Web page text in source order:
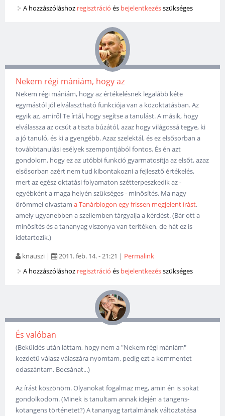
A hozzászóláshoz regisztráció és bejelentkezésszükséges
Nekem régi mániám, hogy az
Nekem régi mániám, hogy az értékelésnek legalább kéte
egymástól jól elválasztható funkciója van a közoktatásban. Az
egyik az, amiről Te írtál, hogy segítse a tanulást. A másik, hogy
elválassza az ocsút a tiszta búzától, azaz hogy világossá tegye, ki
a jó tanuló, és ki a gyengébb. Azaz szelektál, és ez elsősorban a
továbbtanulási esélyek szempontjából fontos. És én azt
gondolom, hogy ez az utóbbi funkció gyarmatosítja az elsőt, azaz
elsősorban azért nem tud kibontakozni a fejlesztő értékelés,
mert az egész oktatási folyamaton szétterpeszkedik az -
egyébként a maga helyén szükséges - minősítés. Ma nagy
örömmel olvastama Tanárblogon egy frissen megjelent írást,
amely ugyanebben a szellemben tárgyalja a kérdést. (Bár ott a
minősítés és a tananyag viszonya van terítéken, de hát ez is
idetartozik.)
knauszi | 2011. feb. 14. - 21:21 | Permalink
A hozzászóláshoz regisztráció és bejelentkezésszükséges
És valóban
(Beküldés után láttam, hogy nem a "Nekem régi mániám"
kezdetű válasz válaszára nyomtam, pedig ezt a kommentet
odaszántam. Bocsánat...)
Az írást köszönöm. Olyanokat fogalmaz meg, amin én is sokat
gondolkodom. (Minek is tanultam annak idején a tangens-
kotangens történetet?) A tananyag tartalmának változtatása